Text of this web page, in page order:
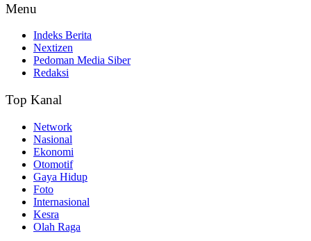
Menu
Indeks Berita
Nextizen
Pedoman Media Siber
Redaksi
Top Kanal
Network
Nasional
Ekonomi
Otomotif
Gaya Hidup
Foto
Internasional
Kesra
Olah Raga